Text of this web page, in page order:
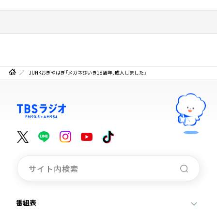
JUNKおぎやはぎ「メガネびいき18周年、成人しました」
番組表